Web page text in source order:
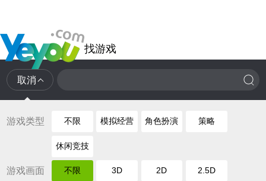
找游戏
取消
游戏类型 不限 模拟经营 角色扮演 策略
休闲竞技
游戏画面 不限 3D 2D 2.5D